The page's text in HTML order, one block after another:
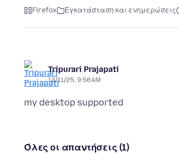
Firefox Εγκατάσταση και ενημερώσεις
Tripurari Prajapati
12/11/25, 9:58 AM
Όλες οι απαντήσεις (1)